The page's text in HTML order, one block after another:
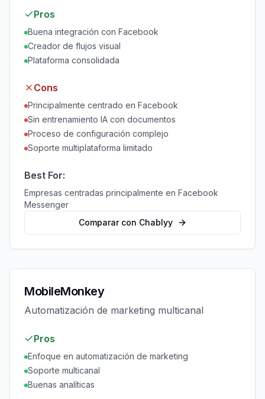
Pros
Buena integración con Facebook
Creador de flujos visual
Plataforma consolidada
Cons
Principalmente centrado en Facebook
Sin entrenamiento IA con documentos
Proceso de configuración complejo
Soporte multiplataforma limitado
Best For:
Empresas centradas principalmente en Facebook
Messenger
Comparar con Chablyy
MobileMonkey
Automatización de marketing multicanal
Pros
Enfoque en automatización de marketing
Soporte multicanal
Buenas analíticas